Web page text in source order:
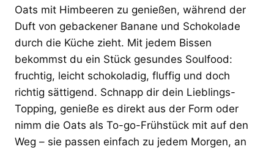
Oats mit Himbeeren zu genießen, während der
Duft von gebackener Banane und Schokolade
durch die Küche zieht. Mit jedem Bissen
bekommst du ein Stück gesundes Soulfood:
fruchtig, leicht schokoladig, fluffig und doch
richtig sättigend. Schnapp dir dein Lieblings-
Topping, genieße es direkt aus der Form oder
nimm die Oats als To-go-Frühstück mit auf den
Weg – sie passen einfach zu jedem Morgen, an